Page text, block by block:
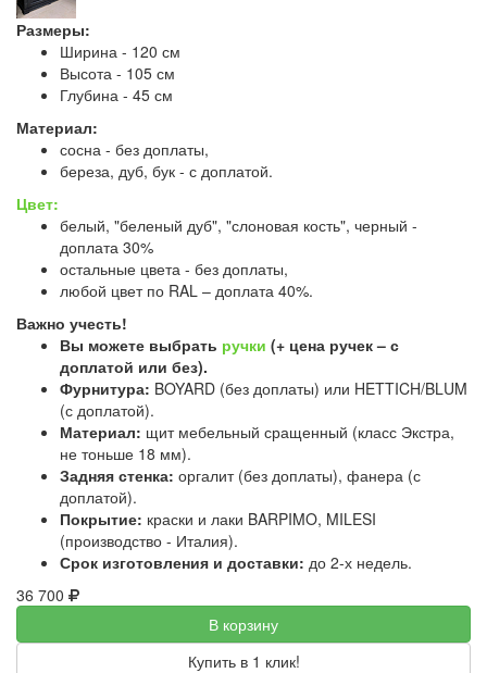
Размеры:
Ширина - 120 см
Высота - 105 см
Глубина - 45 см
Материал:
сосна - без доплаты,
береза, дуб, бук - с доплатой.
Цвет:
белый, "беленый дуб", "слоновая кость", черный -
доплата 30%
остальные цвета - без доплаты,
любой цвет по RAL – доплата 40%.
Важно учесть!
Вы можете выбрать ручки (+ цена ручек – с
доплатой или без).
Фурнитура: BOYARD (без доплаты) или HETTICH/BLUM
(с доплатой).
Материал: щит мебельный сращенный (класс Экстра,
не тоньше 18 мм).
Задняя стенка: оргалит (без доплаты), фанера (с
доплатой).
Покрытие: краски и лаки BARPIMO, MILESI
(производство - Италия).
Срок изготовления и доставки: до 2-х недель.
36 700
В корзину
Купить в 1 клик!